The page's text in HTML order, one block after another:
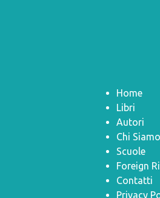
Home
Libri
Autori
Chi Siamo
Scuole
Foreign
Contatti
Privacy